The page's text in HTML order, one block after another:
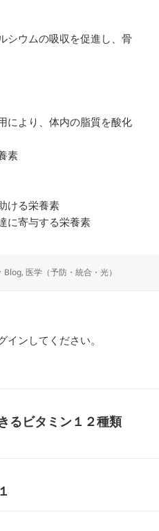
シウムの吸収を促進し、骨
により、体内の脂質を酸化
素
ける栄養素
に寄与する栄養素
Blog,医学（予防・統合・光）
イン してください。
るビタミン１２種類